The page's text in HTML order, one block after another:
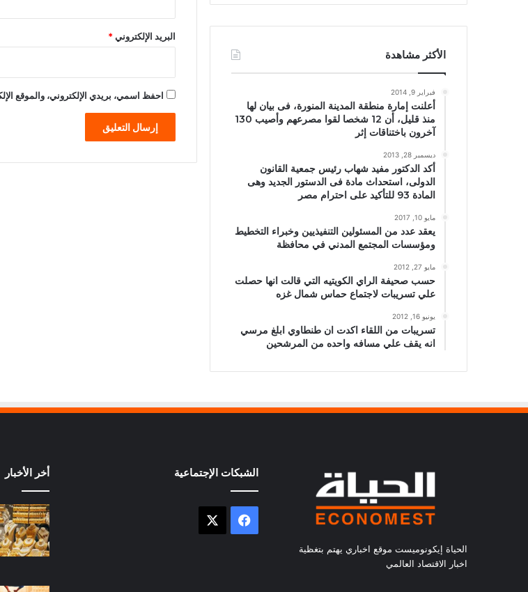
البريد الإلكتروني*
احفظ اسمي، بريدي الإلكتروني، والموقع
الأكثر مشاهدة
فبراير 9, 2014
أعلنت إمارة منطقة المدينة المنورة، فى بيان لها
منذ قليل، أن 12 شخصا لقوا مصرعهم وأصيب 130
آخرون باختناقات إثر
ديسمبر 28, 2013
أكد الدكتور مفيد شهاب رئيس جمعية القانون
الدولى، استحداث مادة فى الدستور الجديد وهى
المادة 93 للتأكيد على احترام مصر
مايو 10, 2017
يعقد عدد من المسئولين التنفيذيين وخبراء التخطيط
ومؤسسات المجتمع المدني في محافظة
مايو 27, 2012
حسب صحيفة الراي الكويتيه التي قالت انها حصلت
علي تسريبات لاجتماع حماس شمال غزه
يونيو 16, 2012
تسريبات من اللقاء اكدت ان طنطاوي ابلغ مرسي
انه يقف علي مسافه واحده من المرشحين
الحياة إيكونوميست موقع اخباري يهتم بتغظية
اخبار الاقتصاد العالمي
الشبكات الإجتماعية
فيسبوك
أخر الأخبار